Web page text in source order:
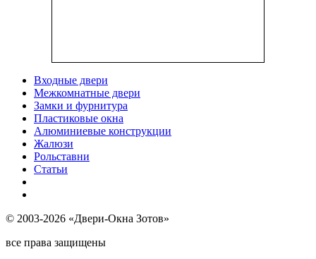
Входные двери
Межкомнатные двери
Замки и фурнитура
Пластиковые окна
Алюминиевые конструкции
Жалюзи
Рольставни
Статьи
© 2003-2026 «Двери-Окна Зотов»
все права защищены